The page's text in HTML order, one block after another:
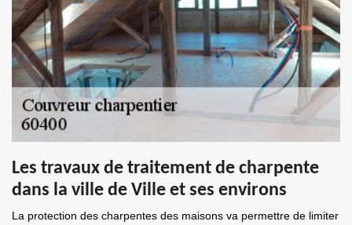
Les travaux de traitement de charpente
dans la ville de Ville et ses environs
La protection des charpentes des maisons va permettre de limiter